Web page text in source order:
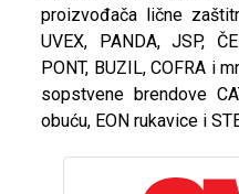
proizvođača lične
UVEX, PANDA, JSP,
PONT, BUZIL, COFRA i
sopstvene brendove
obuću, EON rukavice i